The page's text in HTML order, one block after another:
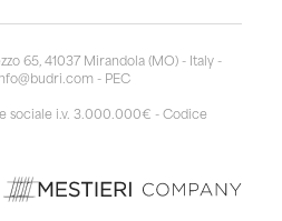
65, 41037 Mirandola (MO) - Italy -
- PEC
sociale i.v. 3.000.000€ - Codice